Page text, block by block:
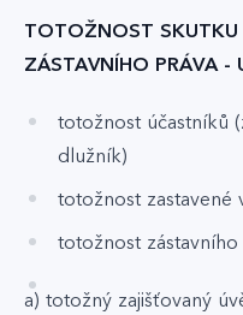
TOTOŽNOST SKUTKU
ZÁSTAVNÍHO PRÁVA -
totožnost účastníků
dlužník)
totožnost zastavené
totožnost
a) totožný zajišťovaný